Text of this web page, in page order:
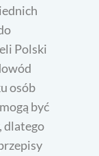
Polski
osób
być
dlatego